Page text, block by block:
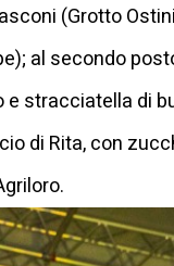
(Grotto
al secondo
e stracciatella di
di Rita, con